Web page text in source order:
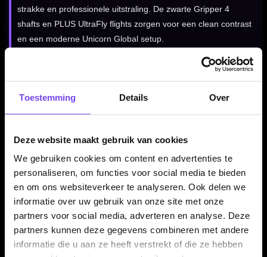
Toestemming Details Over
Deze website maakt gebruik van cookies
We gebruiken cookies om content en advertenties te
personaliseren, om functies voor social media te bieden
en om ons websiteverkeer te analyseren. Ook delen we
informatie over uw gebruik van onze site met onze
partners voor social media, adverteren en analyse. Deze
partners kunnen deze gegevens combineren met andere
informatie die u aan ze heeft verstrekt of die ze hebben
strakke en professionele uitstraling. De zwarte Gripper 4
shafts en PLUS UltraFly flights zorgen voor een clean contrast
en een moderne Unicorn Global setup.
sisal en helpen het risico op bounce-outs te verminderen.
Alleen verkrijgbaar in 22 gram
De Unicorn Aden Kirk 90% dartpijlen worden aangeboden in
22 gram. De barrel heeft een lengte van 53.30 mm en een
barrel width van 6.40 mm.